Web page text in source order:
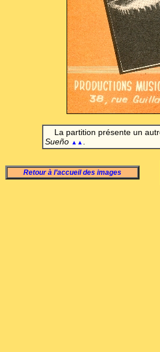
La partition présente un
Sueño ▲▲
Retour à l’accueil des images